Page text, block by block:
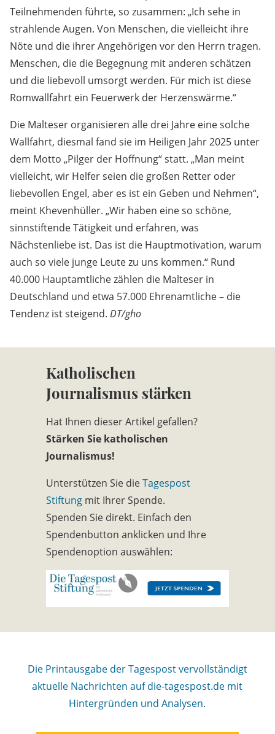
Teilnehmenden führte, so zusammen: „Ich sehe in
strahlende Augen. Von Menschen, die vielleicht ihre
Nöte und die ihrer Angehörigen vor den Herrn tragen.
Menschen, die die Begegnung mit anderen schätzen
und die liebevoll umsorgt werden. Für mich ist diese
Romwallfahrt ein Feuerwerk der Herzenswärme.“
Die Malteser organisieren alle drei Jahre eine solche
Wallfahrt, diesmal fand sie im Heiligen Jahr 2025 unter
dem Motto „Pilger der Hoffnung“ statt. „Man meint
vielleicht, wir Helfer seien die großen Retter oder
liebevollen Engel, aber es ist ein Geben und Nehmen“,
meint Khevenhüller. „Wir haben eine so schöne,
sinnstiftende Tätigkeit und erfahren, was
Nächstenliebe ist. Das ist die Hauptmotivation, warum
auch so viele junge Leute zu uns kommen.“ Rund
40.000 Hauptamtliche zählen die Malteser in
Deutschland und etwa 57.000 Ehrenamtliche – die
Tendenz ist steigend. DT/gho
Katholischen
Journalismus stärken
Hat Ihnen dieser Artikel gefallen?
Stärken Sie katholischen
Journalismus!
Unterstützen Sie dieTagespost
Stiftung mit Ihrer Spende.
Spenden Sie direkt. Einfach den
Spendenbutton anklicken und Ihre
Spendenoption auswählen:
Die Printausgabe der Tagespost vervollständigt
aktuelle Nachrichten auf die-tagespost.de mit
Hintergründen und Analysen.